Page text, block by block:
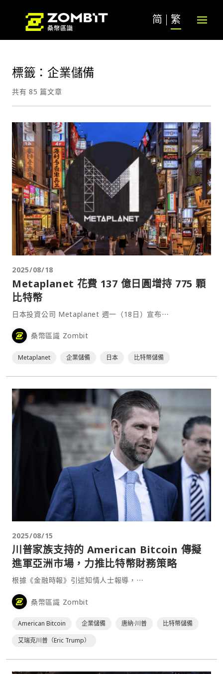
简 繁
標籤：企業儲備
共有 85 篇文章
2025/08/18
Metaplanet 花費 137 億日圓增持 775 顆
比特幣
日本投資公司 Metaplanet 週一（18日）宣布⋯
桑幣區識 Zombit
Metaplanet 企業儲備 日本 比特幣儲備
2025/08/15
川普家族支持的 American Bitcoin 傳擬
進軍亞洲市場，力推比特幣財務策略
根據《金融時報》引述知情人士報導，⋯
桑幣區識 Zombit
American Bitcoin 企業儲備 唐納·川普
比特幣儲備
艾瑞克川普（Eric Trump）